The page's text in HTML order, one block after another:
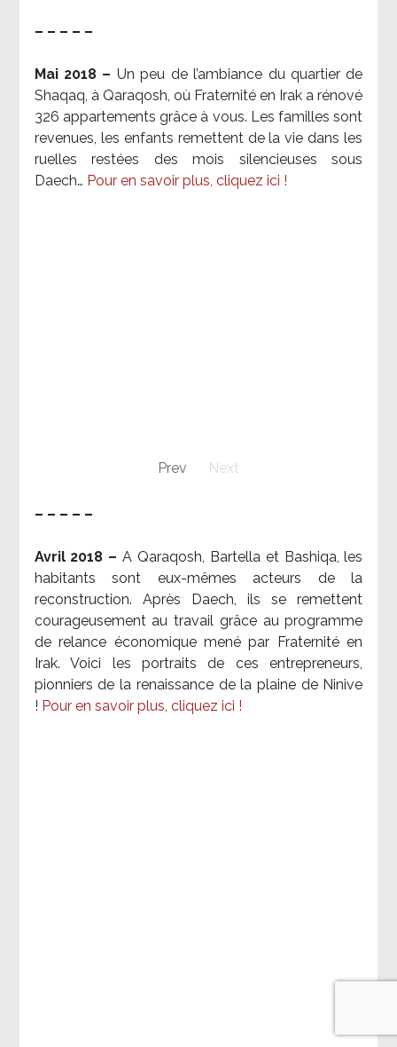
– – – – –
Mai 2018 – Un peu de l’ambiance du quartier de
Shaqaq, à Qaraqosh, où Fraternité en Irak a rénové
326 appartements grâce à vous. Les familles sont
revenues, les enfants remettent de la vie dans les
ruelles restées des mois silencieuses sous
Daech… Pour en savoir plus, cliquez ici !
Prev Next
– – – – –
Avril 2018 –A Qaraqosh, Bartella et Bashiqa, les
habitants sont eux-mêmes acteurs de la
reconstruction. Après Daech, ils se remettent
courageusement au travail grâce au programme
de relance économique mené par Fraternité en
Irak. Voici les portraits de ces entrepreneurs,
pionniers de la renaissance de la plaine de Ninive
! Pour en savoir plus, cliquez ici !